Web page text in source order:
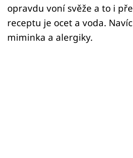
opravdu voní svěže a to i
receptu je ocet a voda.
miminka a alergiky.